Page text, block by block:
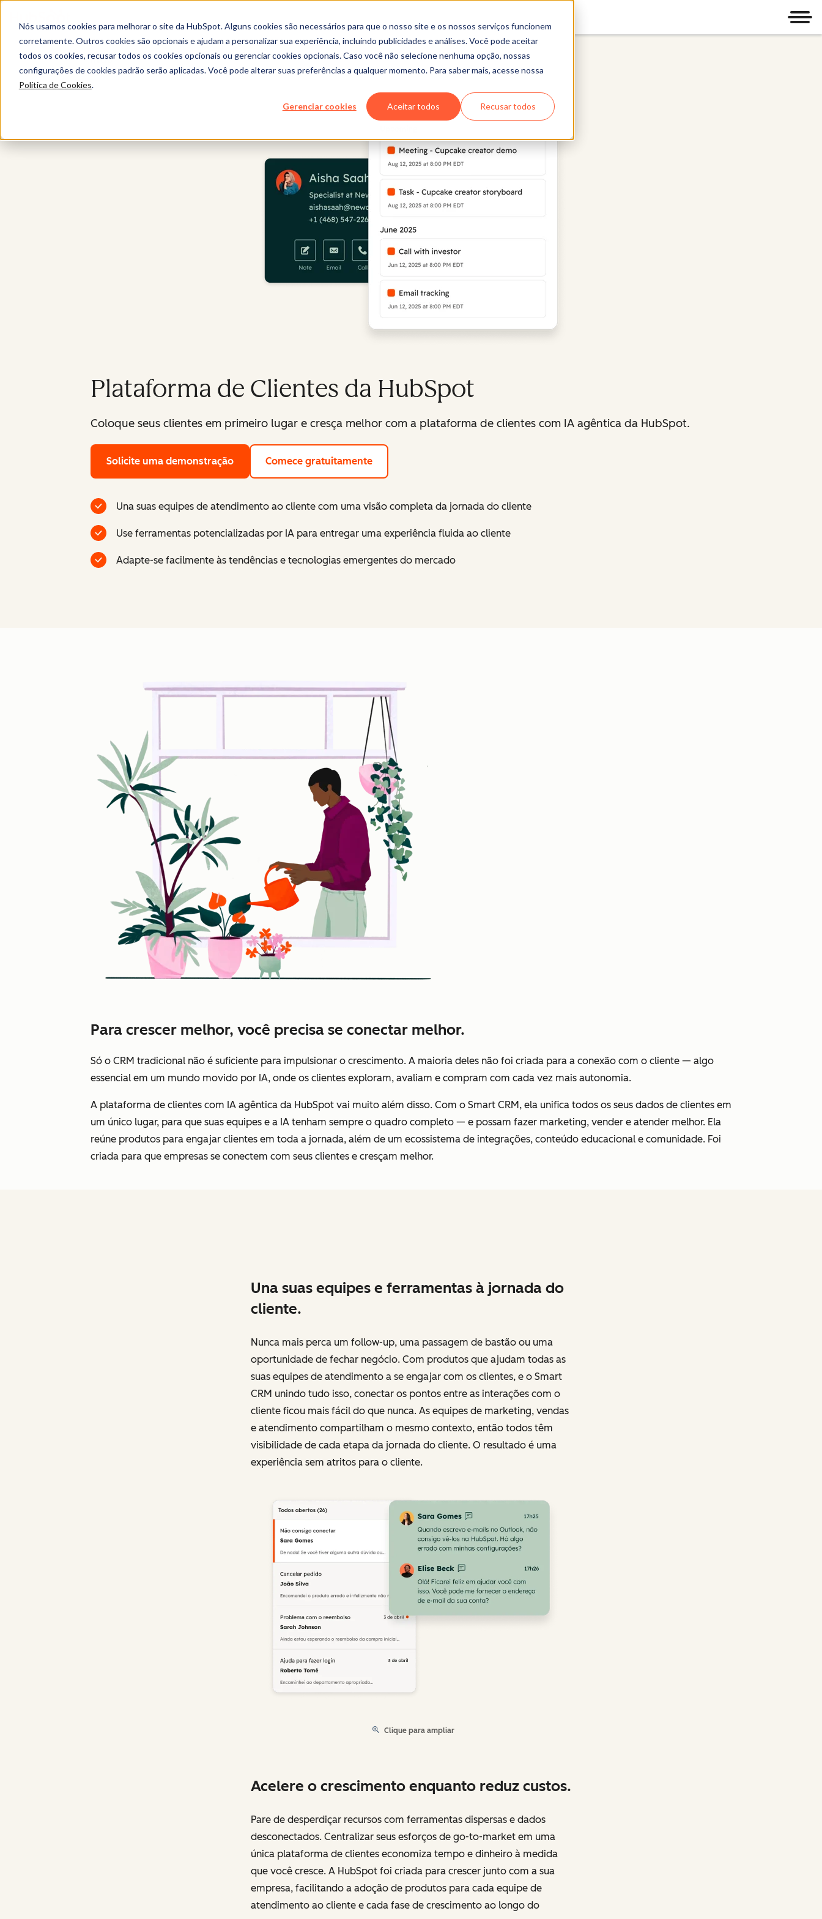
Nós usamos cookies para melhorar o site da HubSpot. Alguns cookies são necessários para que o nosso site e os nossos serviços funcionem
corretamente. Outros cookies são opcionais e ajudam a personalizar sua experiência, incluindo publicidades e análises. Você pode aceitar
todos os cookies, recusar todos os cookies opcionais ou gerenciar cookies opcionais. Caso você não selecione nenhuma opção, nossas
configurações de cookies padrão serão aplicadas. Você pode alterar suas preferências a qualquer momento. Para saber mais, acesse nossa
Política de Cookies.
Gerenciar cookies Aceitar todos Recusar todos
Início
Plataforma de Clientes da HubSpot
Coloque seus clientes em primeiro lugar e cresça melhor com a plataforma de clientes com IA agêntica da HubSpot.
Solicite uma demonstração Comece gratuitamente
Una suas equipes de atendimento ao cliente com uma visão completa da jornada do cliente
Use ferramentas potencializadas por IA para entregar uma experiência fluida ao cliente
Adapte-se facilmente às tendências e tecnologias emergentes do mercado
Para crescer melhor, você precisa se conectar melhor.
Só o CRM tradicional não é suficiente para impulsionar o crescimento. A maioria deles não foi criada para a conexão com o cliente — algo
essencial em um mundo movido por IA, onde os clientes exploram, avaliam e compram com cada vez mais autonomia.
A plataforma de clientes com IA agêntica da HubSpot vai muito além disso. Com o Smart CRM, ela unifica todos os seus dados de clientes em
um único lugar, para que suas equipes e a IA tenham sempre o quadro completo — e possam fazer marketing, vender e atender melhor. Ela
reúne produtos para engajar clientes em toda a jornada, além de um ecossistema de integrações, conteúdo educacional e comunidade. Foi
criada para que empresas se conectem com seus clientes e cresçam melhor.
Una suas equipes e ferramentas à jornada do
cliente.
Nunca mais perca um follow-up, uma passagem de bastão ou uma
oportunidade de fechar negócio. Com produtos que ajudam todas as
suas equipes de atendimento a se engajar com os clientes, e o Smart
CRM unindo tudo isso, conectar os pontos entre as interações com o
cliente ficou mais fácil do que nunca. As equipes de marketing, vendas
e atendimento compartilham o mesmo contexto, então todos têm
visibilidade de cada etapa da jornada do cliente. O resultado é uma
experiência sem atritos para o cliente.
Clique para ampliar
Acelere o crescimento enquanto reduz custos.
Pare de desperdiçar recursos com ferramentas dispersas e dados
desconectados. Centralizar seus esforços de go-to-market em uma
única plataforma de clientes economiza tempo e dinheiro à medida
que você cresce. A HubSpot foi criada para crescer junto com a sua
empresa, facilitando a adoção de produtos para cada equipe de
atendimento ao cliente e cada fase de crescimento ao longo do